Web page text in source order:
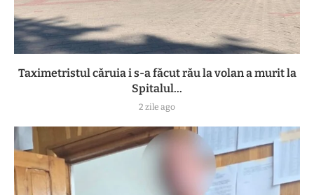
Taximetristul căruia i s-a făcut rău la volan a murit la
Spitalul...
2 zile ago